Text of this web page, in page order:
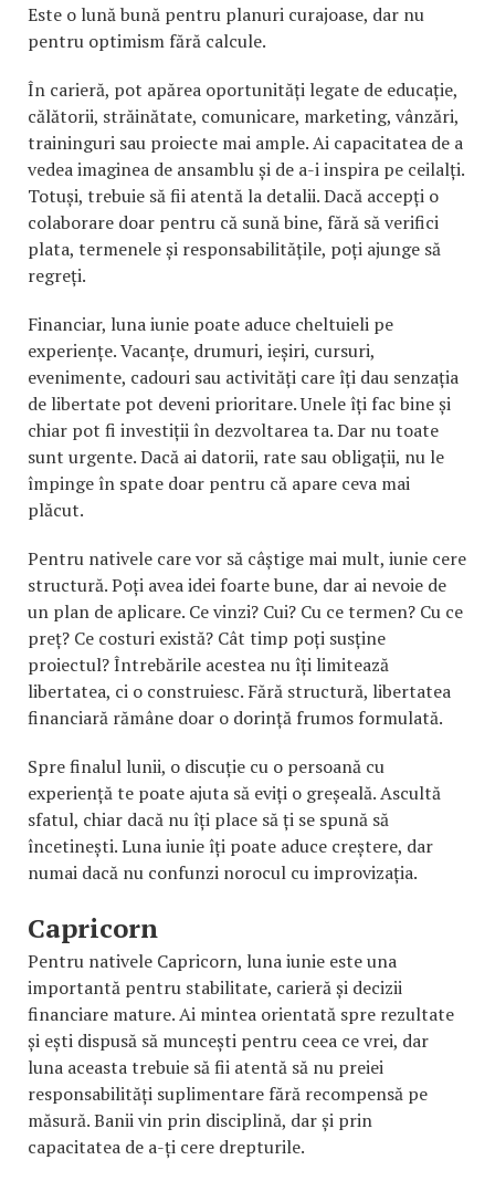
Este o lună bună pentru planuri curajoase, dar nu
pentru optimism fără calcule.
În carieră, pot apărea oportunități legate de educație,
călătorii, străinătate, comunicare, marketing, vânzări,
traininguri sau proiecte mai ample. Ai capacitatea de a
vedea imaginea de ansamblu și de a-i inspira pe ceilalți.
Totuși, trebuie să fii atentă la detalii. Dacă accepți o
colaborare doar pentru că sună bine, fără să verifici
plata, termenele și responsabilitățile, poți ajunge să
regreți.
Financiar, luna iunie poate aduce cheltuieli pe
experiențe. Vacanțe, drumuri, ieșiri, cursuri,
evenimente, cadouri sau activități care îți dau senzația
de libertate pot deveni prioritare. Unele îți fac bine și
chiar pot fi investiții în dezvoltarea ta. Dar nu toate
sunt urgente. Dacă ai datorii, rate sau obligații, nu le
împinge în spate doar pentru că apare ceva mai
plăcut.
Pentru nativele care vor să câștige mai mult, iunie cere
structură. Poți avea idei foarte bune, dar ai nevoie de
un plan de aplicare. Ce vinzi? Cui? Cu ce termen? Cu ce
preț? Ce costuri există? Cât timp poți susține
proiectul? Întrebările acestea nu îți limitează
libertatea, ci o construiesc. Fără structură, libertatea
financiară rămâne doar o dorință frumos formulată.
Spre finalul lunii, o discuție cu o persoană cu
experiență te poate ajuta să eviți o greșeală. Ascultă
sfatul, chiar dacă nu îți place să ți se spună să
încetinești. Luna iunie îți poate aduce creștere, dar
numai dacă nu confunzi norocul cu improvizația.
Capricorn
Pentru nativele Capricorn, luna iunie este una
importantă pentru stabilitate, carieră și decizii
financiare mature. Ai mintea orientată spre rezultate
și ești dispusă să muncești pentru ceea ce vrei, dar
luna aceasta trebuie să fii atentă să nu preiei
responsabilități suplimentare fără recompensă pe
măsură. Banii vin prin disciplină, dar și prin
capacitatea de a-ți cere drepturile.